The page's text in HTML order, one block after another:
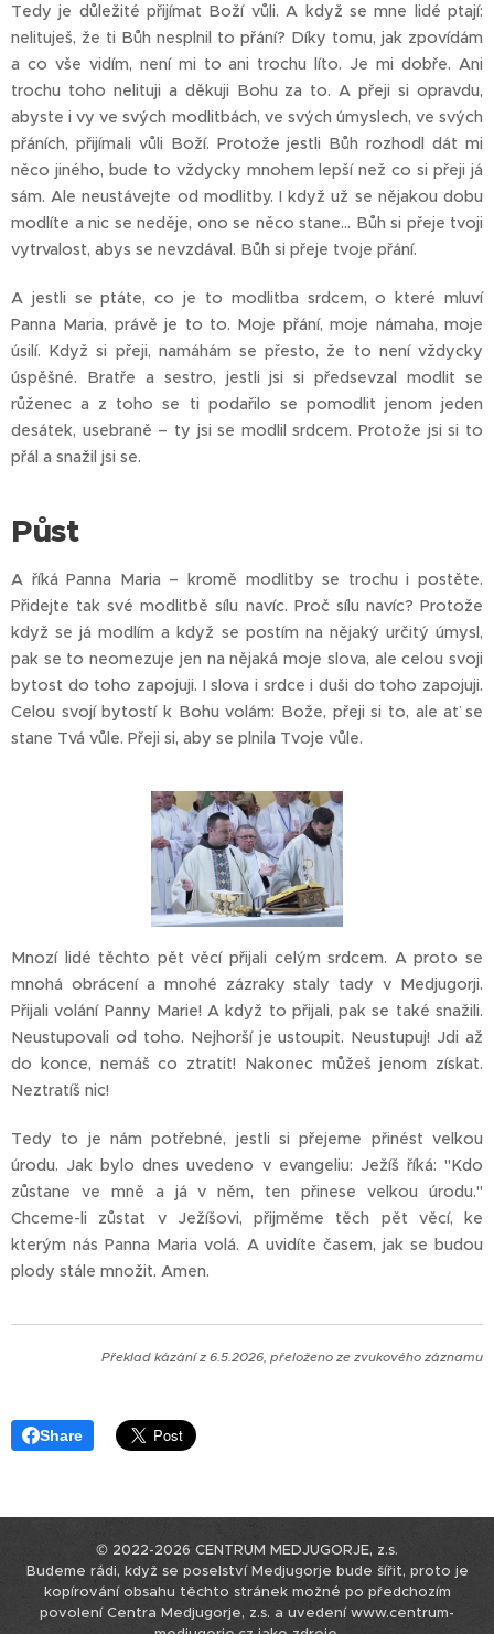
Tedy je důležité přijímat Boží vůli. A když se mne lidé ptají:
nelituješ, že ti Bůh nesplnil to přání? Díky tomu, jak zpovídám
a co vše vidím, není mi to ani trochu líto. Je mi dobře. Ani
trochu toho nelituji a děkuji Bohu za to. A přeji si opravdu,
abyste i vy ve svých modlitbách, ve svých úmyslech, ve svých
přáních, přijímali vůli Boží. Protože jestli Bůh rozhodl dát mi
něco jiného, bude to vždycky mnohem lepší než co si přeji já
sám. Ale neustávejte od modlitby. I když už se nějakou dobu
modlíte a nic se neděje, ono se něco stane… Bůh si přeje tvoji
vytrvalost, abys se nevzdával. Bůh si přeje tvoje přání.
A jestli se ptáte, co je to modlitba srdcem, o které mluví
Panna Maria, právě je to to. Moje přání, moje námaha, moje
úsilí. Když si přeji, namáhám se přesto, že to není vždycky
úspěšné. Bratře a sestro, jestli jsi si předsevzal modlit se
růženec a z toho se ti podařilo se pomodlit jenom jeden
desátek, usebraně – ty jsi se modlil srdcem. Protože jsi si to
přál a snažil jsi se.
Půst
A říká Panna Maria – kromě modlitby se trochu i postěte.
Přidejte tak své modlitbě sílu navíc. Proč sílu navíc? Protože
když se já modlím a když se postím na nějaký určitý úmysl,
pak se to neomezuje jen na nějaká moje slova, ale celou svoji
bytost do toho zapojuji. I slova i srdce i duši do toho zapojuji.
Celou svojí bytostí k Bohu volám: Bože, přeji si to, ale ať se
stane Tvá vůle. Přeji si, aby se plnila Tvoje vůle.
Mnozí lidé těchto pět věcí přijali celým srdcem. A proto se
mnohá obrácení a mnohé zázraky staly tady v Medjugorji.
Přijali volání Panny Marie! A když to přijali, pak se také snažili.
Neustupovali od toho. Nejhorší je ustoupit. Neustupuj! Jdi až
do konce, nemáš co ztratit! Nakonec můžeš jenom získat.
Neztratíš nic!
Tedy to je nám potřebné, jestli si přejeme přinést velkou
úrodu. Jak bylo dnes uvedeno v evangeliu: Ježíš říká: "Kdo
zůstane ve mně a já v něm, ten přinese velkou úrodu."
Chceme-li zůstat v Ježíšovi, přijměme těch pět věcí, ke
kterým nás Panna Maria volá. A uvidíte časem, jak se budou
plody stále množit. Amen.
Překlad kázání z 6.5.2026, přeloženo ze zvukového záznamu
Share
© 2022-2026 CENTRUM MEDJUGORJE, z.s.
Budeme rádi, když se poselství Medjugorje bude šířit, proto je
kopírování obsahu těchto stránek možné po předchozím
povolení Centra Medjugorje, z.s. a uvedení www.centrum-